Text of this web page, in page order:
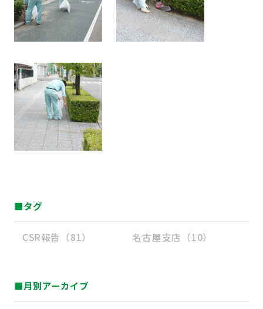
■タグ
CSR報告（81） 名古屋支店（10）
■月別アーカイブ